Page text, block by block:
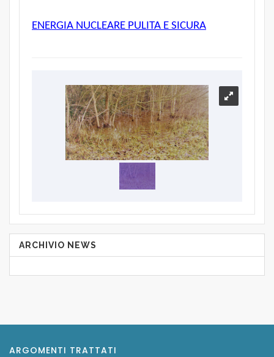
ENERGIA NUCLEARE PULITA E SICURA
ARCHIVIO NEWS
ARGOMENTI TRATTATI